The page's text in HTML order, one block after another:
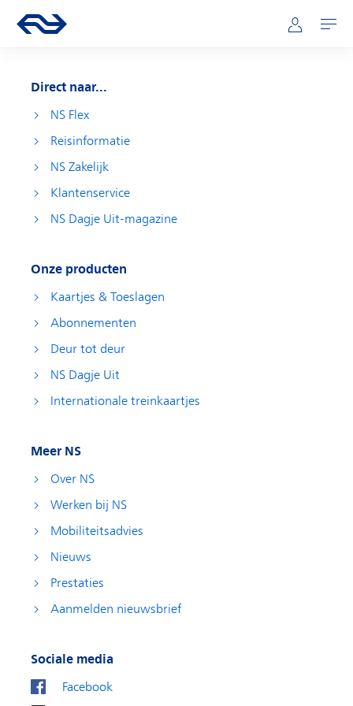
Hoofdnavigatie
Ga naar de homepage van ns.nl Mijn NS
Openen
Direct naar...
NS Flex
Reisinformatie
NS Zakelijk
Klantenservice
NS Dagje Uit-magazine
Onze producten
Kaartjes & Toeslagen
Abonnementen
Deur tot deur
NS Dagje Uit
Internationale treinkaartjes
Meer NS
Over NS
Werken bij NS
Mobiliteitsadvies
Nieuws
Prestaties
Aanmelden nieuwsbrief
Sociale media
Facebook